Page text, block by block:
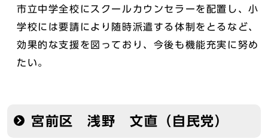
市立中学全校にスクールカウンセラーを配置し、小
学校には要請により随時派遣する体制をとるなど、
効果的な支援を図っており、今後も機能充実に努め
たい。
宮前区 浅野 文直（自民党）